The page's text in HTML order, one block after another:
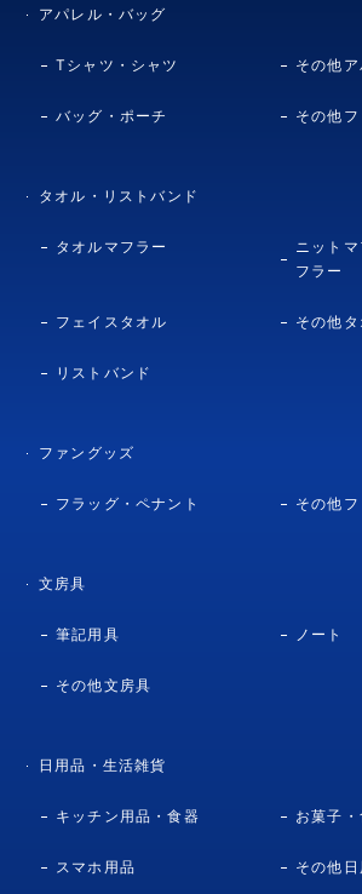
アパレル・バッグ
Tシャツ・シャツ その他
バッグ・ポーチ その他
タオル・リストバンド
タオルマフラー
ニット
フラー
フェイスタオル その他タ
リストバンド
ファングッズ
フラッグ・ペナント その他
文房具
筆記用具 ノート
その他文房具
日用品・生活雑貨
キッチン用品・食器 お菓子・
スマホ用品 その他